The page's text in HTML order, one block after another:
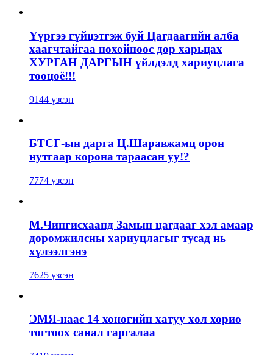
Үүргээ гүйцэтгэж буй Цагдаагийн алба
хаагчтайгаа нохойноос дор харьцах
ХУРГАН ДАРГЫН үйлдэлд хариуцлага
тооцоё!!!
9144 үзсэн
БТСГ-ын дарга Ц.Шаравжамц орон
нутгаар корона тараасан уу!?
7774 үзсэн
М.Чингисхаанд Замын цагдааг хэл амаар
доромжилсны хариуцлагыг тусад нь
хүлээлгэнэ
7625 үзсэн
ЭМЯ-наас 14 хоногийн хатуу хөл хорио
тогтоох санал гаргалаа